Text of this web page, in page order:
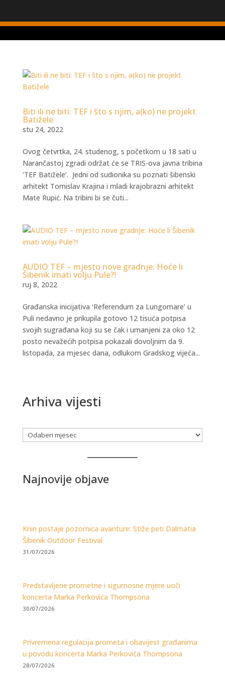
Biti ili ne biti: TEF i što s njim, a(ko) ne projekt
Batižele
stu 24, 2022
Ovog četvrtka, 24. studenog, s početkom u 18 sati u
Narančastoj zgradi održat će se TRIS-ova javna tribina
‘TEF Batižele’. Jedni od sudionika su poznati šibenski
arhitekt Tomislav Krajina i mladi krajobrazni arhitekt
Mate Rupić. Na tribini bi se čuti...
AUDIO TEF – mjesto nove gradnje: Hoće li
Šibenik imati volju Pule?!
ruj 8, 2022
Građanska inicijativa ‘Referendum za Lungomare’ u
Puli nedavno je prikupila gotovo 12 tisuća potpisa
svojih sugrađana koji su se čak i umanjeni za oko 12
posto nevažećih potpisa pokazali dovoljnim da 9.
listopada, za mjesec dana, odlukom Gradskog vijeća...
Arhiva vijesti
Arhiva
Najnovije objave
Knin postaje pozornica avanture: Stiže peti Dalmatia
Šibenik Outdoor Festival
31/07/2026
Predstavljene prometne i sigurnosne mjere uoči
koncerta Marka Perkovića Thompsona
30/07/2026
Privremena regulacija prometa i obavijest građanima
u povodu koncerta Marka Perkovića Thompsona
28/07/2026